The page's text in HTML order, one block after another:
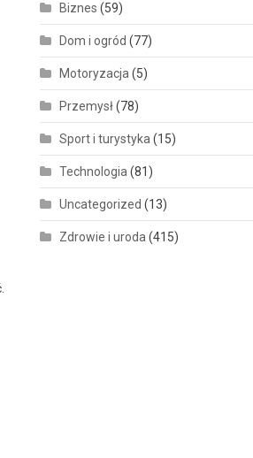
Biznes (59)
Dom i ogród (77)
Motoryzacja(5)
Przemysł(78)
Sport i turystyka(15)
Technologia(81)
Uncategorized (13)
Zdrowie i uroda(415)